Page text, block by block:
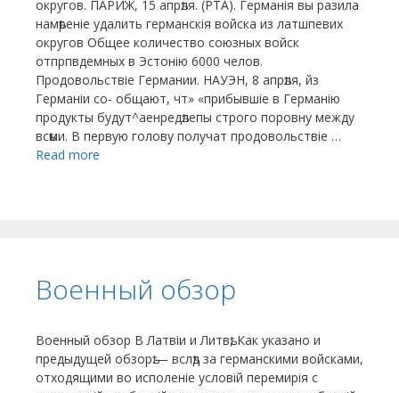
округов. ПАРИЖ, 15 апрѣля. (РТА). Германія вы разила
намѣреніе удалить германскія войска из латшпевих
округов Общее количество союзных войск
отпрпвдемных в Эстонію 6000 челов.
Продовольствіе Германии. НАУЭН, 8 апрѣля, йз
Германіи со- общают, чт» «прибывшіе в Германію
продукты будут^аенредѣлепы строго поровну между
всѣми. В первую голову получат продовольствіе …
Read more
Военный обзор
Военный обзор В Латвіи и Литвѣ, Как указано и
предыдущей обзорѣ.— вслѣд за германскими войсками,
отходящими во исполеніе условій перемирія с